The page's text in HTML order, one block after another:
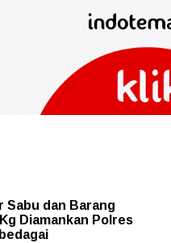
Sabu dan Barang
Diamankan Polres